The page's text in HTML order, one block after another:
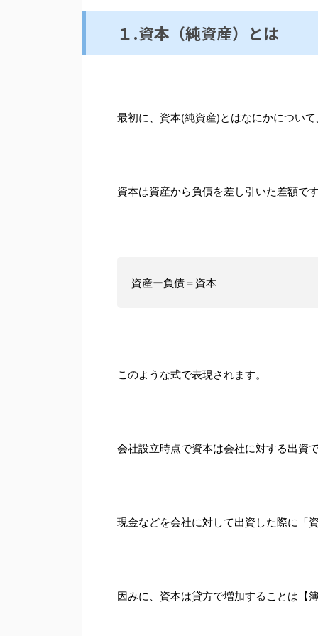
１.資本（純資産）とは
最初に、資本(純資産)とはなにかについて
資本は資産から負債を差し引いた差額です
資産ー負債＝資本
このような式で表現されます。
会社設立時点で資本は会社に対する出資で
現金などを会社に対して出資した際に「
因みに、資本は貸方で増加することは【